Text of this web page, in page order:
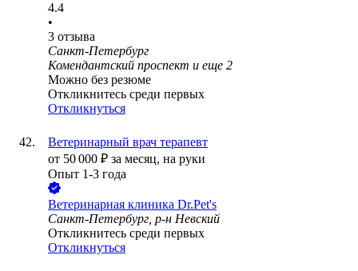
4.4
•
3 отзыва
Санкт-Петербург
Комендантский проспект и еще 2
Можно без резюме
Откликнитесь среди первых
Откликнуться
Ветеринарный врач терапевт
от 50 000 ₽ за месяц, на руки
Опыт 1-3 года
Ветеринарная клиника Dr.Pet's
Санкт-Петербург, р-н Невский
Откликнитесь среди первых
Откликнуться